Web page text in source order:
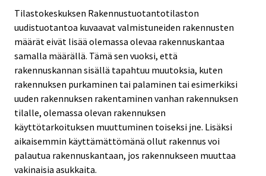
Tilastokeskuksen Rakennustuotantotilaston
uudistuotantoa kuvaavat valmistuneiden rakennusten
määrät eivät lisää olemassa olevaa rakennuskantaa
samalla määrällä. Tämä sen vuoksi, että
rakennuskannan sisällä tapahtuu muutoksia, kuten
rakennuksen purkaminen tai palaminen tai esimerkiksi
uuden rakennuksen rakentaminen vanhan rakennuksen
tilalle, olemassa olevan rakennuksen
käyttötarkoituksen muuttuminen toiseksi jne. Lisäksi
aikaisemmin käyttämättömänä ollut rakennus voi
palautua rakennuskantaan, jos rakennukseen muuttaa
vakinaisia asukkaita.